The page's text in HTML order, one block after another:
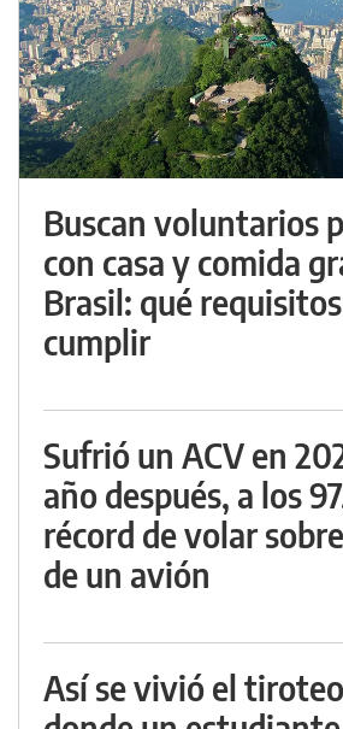
Buscan voluntarios
con casa y comida
Brasil: qué
cumplir
Sufrió un ACV en
año después, a los
récord de volar
de un avión
Así se vivió el